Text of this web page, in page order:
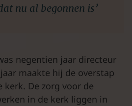
nu al begonnen is’
negentien jaar directeur
maakte hij de overstap
kerk. De zorg voor de
in de kerk liggen in